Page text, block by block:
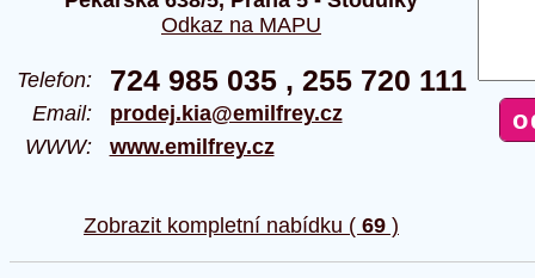
Odkaz na MAPU
Telefon: 724 985 035 , 255 720 111
Email: prodej.kia@emilfrey.cz
WWW: www.emilfrey.cz
Zobrazit kompletní nabídku ( 69 )